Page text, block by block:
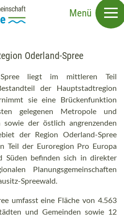
Menü
Oderland-Spree
Spree liegt im mittleren Teil
der Hauptstadtregion
sie eine Brückenfunktion
gelegenen Metropole und
sowie der östlich angrenzenden
der Region Oderland-Spree
Teil der Euroregion Pro Europa
Süden befinden sich in direkter
Planungsgemeinschaften
Spreewald.
umfasst eine Fläche von 4.563
und Gemeinden sowie 12